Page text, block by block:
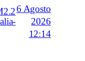
6 Agosto
2026
12:14